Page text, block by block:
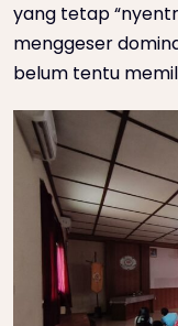
yang tetap
menggeser
belum tentu